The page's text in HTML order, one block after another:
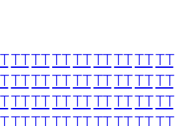
TTTTTTTTTTTTTTTT
TTTTTTTTTTTTTTTT
TTTTTTTTTTTTTTTT